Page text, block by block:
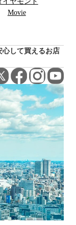
Movie
心して買えるお店